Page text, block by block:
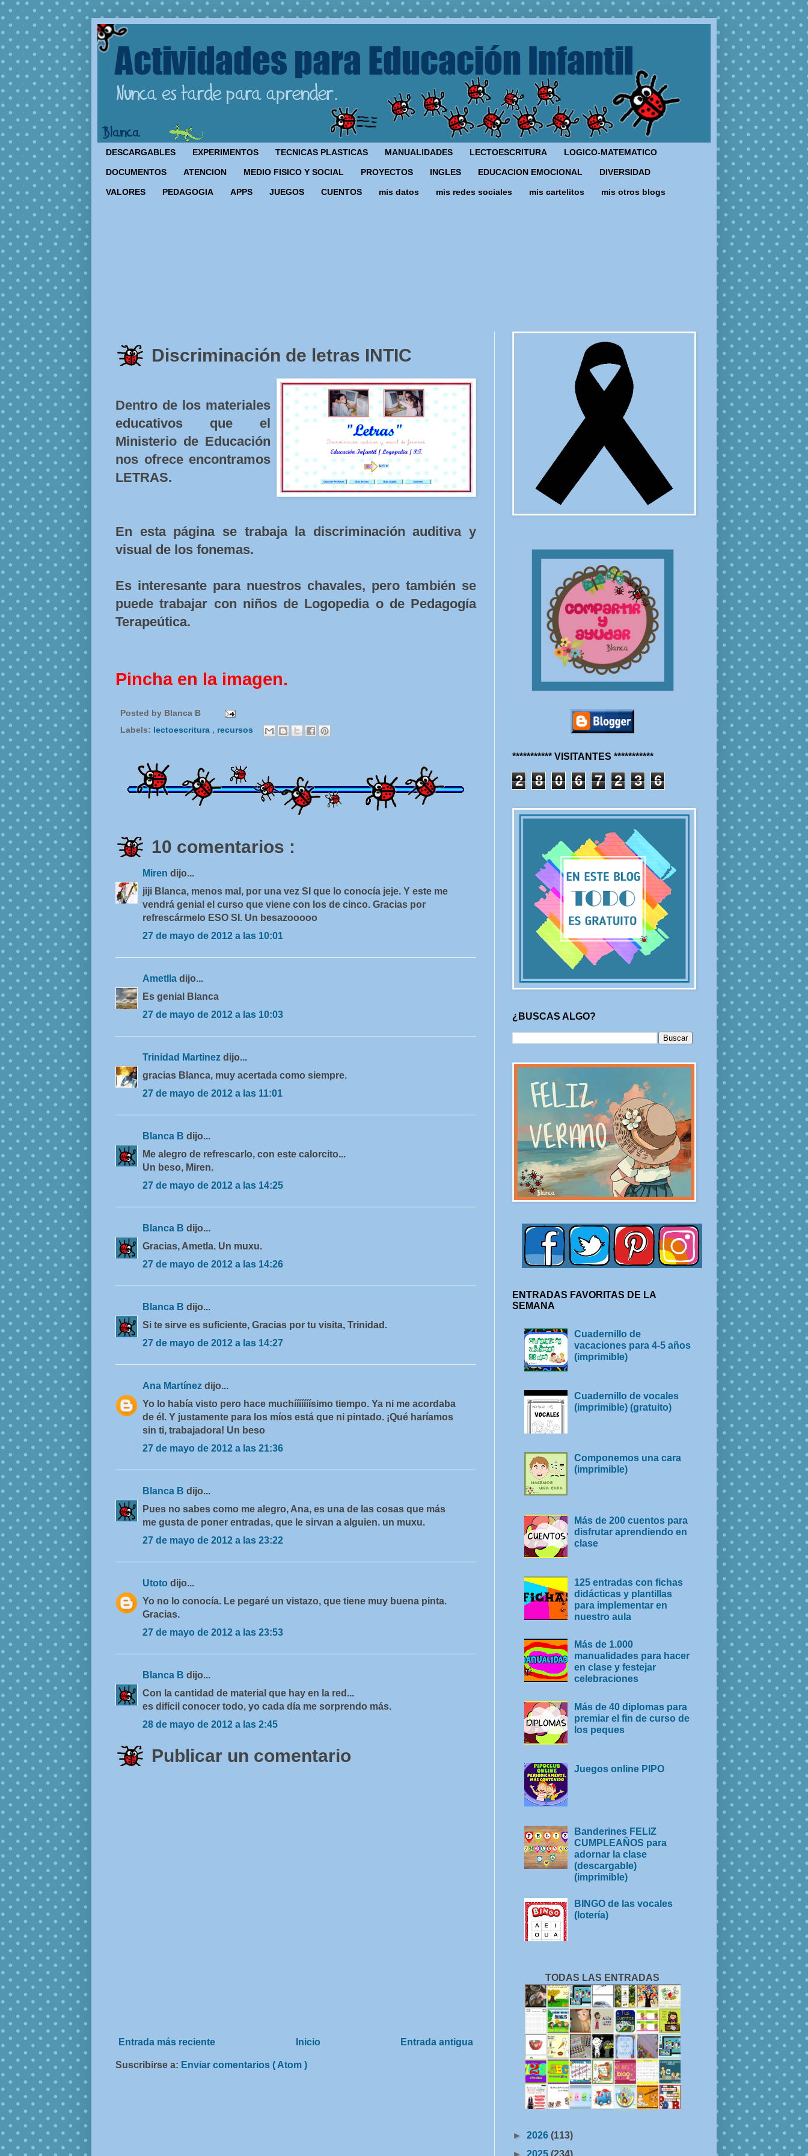
DESCARGABLES EXPERIMENTOS TECNICAS PLASTICAS MANUALIDADES LECTOESCRITURA LOGICO-MATEMATICO
DOCUMENTOS ATENCION MEDIO FISICO Y SOCIAL PROYECTOS INGLES EDUCACION EMOCIONAL DIVERSIDAD
VALORES PEDAGOGIA APPS JUEGOS CUENTOS mis datos mis redes sociales mis cartelitos mis otros blogs
Discriminación de letras INTIC
Dentro de los materiales
educativos que el
Ministerio de Educación
nos ofrece encontramos
LETRAS.
En esta página se trabaja la discriminación auditiva y
visual de los fonemas.
Es interesante para nuestros chavales, pero también se
puede trabajar con niños de Logopedia o de Pedagogía
Terapeútica.
Pincha en la imagen.
Posted by Blanca B
Labels: lectoescritura , recursos
10 comentarios :
Miren dijo...
jiji Blanca, menos mal, por una vez SI que lo conocía jeje. Y este me
vendrá genial el curso que viene con los de cinco. Gracias por
refrescármelo ESO SI. Un besazooooo
27 de mayo de 2012 a las 10:01
Ametlla dijo...
Es genial Blanca
27 de mayo de 2012 a las 10:03
Trinidad Martinez dijo...
gracias Blanca, muy acertada como siempre.
27 de mayo de 2012 a las 11:01
Blanca B dijo...
Me alegro de refrescarlo, con este calorcito...
Un beso, Miren.
27 de mayo de 2012 a las 14:25
Blanca B dijo...
Gracias, Ametla. Un muxu.
27 de mayo de 2012 a las 14:26
Blanca B dijo...
Si te sirve es suficiente, Gracias por tu visita, Trinidad.
27 de mayo de 2012 a las 14:27
Ana Martínez dijo...
Yo lo había visto pero hace muchííííííísimo tiempo. Ya ni me acordaba
de él. Y justamente para los míos está que ni pintado. ¡Qué haríamos
sin ti, trabajadora! Un beso
27 de mayo de 2012 a las 21:36
Blanca B dijo...
Pues no sabes como me alegro, Ana, es una de las cosas que más
me gusta de poner entradas, que le sirvan a alguien. un muxu.
27 de mayo de 2012 a las 23:22
Utoto dijo...
Yo no lo conocía. Le pegaré un vistazo, que tiene muy buena pinta.
Gracias.
27 de mayo de 2012 a las 23:53
Blanca B dijo...
Con la cantidad de material que hay en la red...
es difícil conocer todo, yo cada día me sorprendo más.
28 de mayo de 2012 a las 2:45
Publicar un comentario
Entrada más reciente Entrada antigua
Inicio
Suscribirse a: Enviar comentarios ( Atom )
*********** VISITANTES ***********
2 8 0 6 7 2 3 6
¿BUSCAS ALGO?
ENTRADAS FAVORITAS DE LA
SEMANA
Cuadernillo de
vacaciones para 4-5 años
(imprimible)
Cuadernillo de vocales
(imprimible) (gratuito)
Componemos una cara
(imprimible)
Más de 200 cuentos para
disfrutar aprendiendo en
clase
125 entradas con fichas
didácticas y plantillas
para implementar en
nuestro aula
Más de 1.000
manualidades para hacer
en clase y festejar
celebraciones
Más de 40 diplomas para
premiar el fin de curso de
los peques
Juegos online PIPO
Banderines FELIZ
CUMPLEAÑOS para
adornar la clase
(descargable)
(imprimible)
BINGO de las vocales
(lotería)
TODAS LAS ENTRADAS
► 2026 (113)